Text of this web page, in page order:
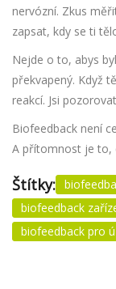
nervózní. Zkus
zapsat, kdy se ti
Nejde o to, abys
překvapený. Když
reakcí. Jsi
Biofeedback není
A přítomnost je to,
Štítky:
biofeedback
biofeedback pro